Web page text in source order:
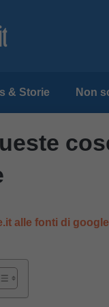
& Storie Non
alle fonti di